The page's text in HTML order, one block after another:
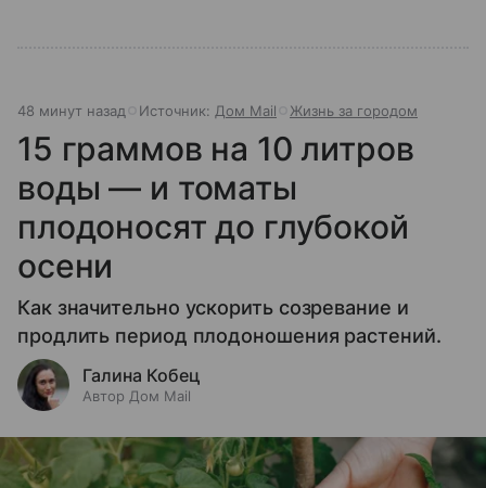
48 минут назад Источник: Дом Mail Жизнь за городом
15 граммов на 10 литров
воды — и томаты
плодоносят до глубокой
осени
Как значительно ускорить созревание и
продлить период плодоношения растений.
Галина Кобец
Автор Дом Mail